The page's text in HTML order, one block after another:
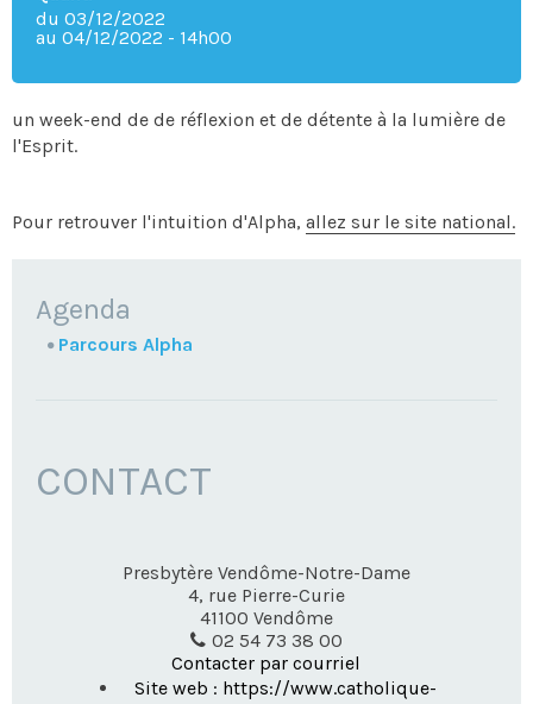
du 03/12/2022
au 04/12/2022 - 14h00
un week-end de de réflexion et de détente à la lumière de
l'Esprit.
Pour retrouver l'intuition d'Alpha, allez sur le site national.
NAVIGATION
Agenda
Parcours Alpha
CONTACT
Presbytère Vendôme-Notre-Dame
4, rue Pierre-Curie
41100 Vendôme
02 54 73 38 00
Contacter par courriel
Site web : https://www.catholique-